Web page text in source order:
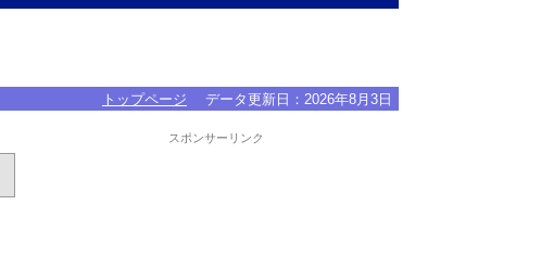
トップページ データ更新日： 2026年8月3日
スポンサーリンク